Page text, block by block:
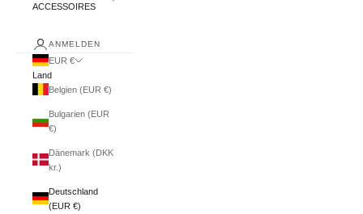
ACCESSOIRES
ANMELDEN
EUR €
Land
Belgien (EUR €)
Bulgarien (EUR
€)
Dänemark (DKK
kr.)
Deutschland
(EUR €)